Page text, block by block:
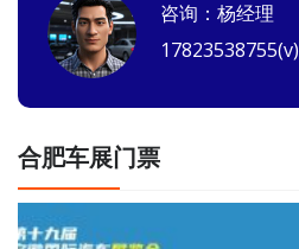
咨询：杨经理
17823538755(v)
合肥车展门票